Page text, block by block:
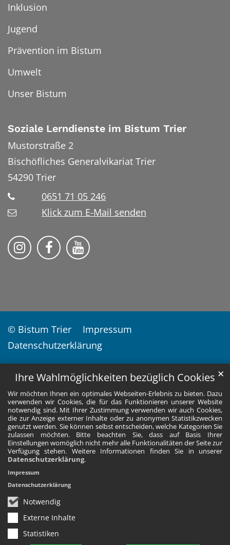
Ihre Wahlmöglichkeiten bezüglich Cookies
Wir möchten Ihnen ein optimales Webseiten-Erlebnis zu bieten. Dazu
verwenden wir Cookies, die für das Funktionieren unserer Website
notwendig sind. Mit Ihrer Zustimmung verwenden wir auch Cookies,
die zur Anzeige externer Inhalte oder zu anonymen Statistikzwecken
genutzt werden. Sie können selbst entscheiden, welche Kategorien Sie
zulassen möchten. Bitte beachten Sie, dass auf Basis Ihrer
Einstellungen womöglich nicht mehr alle Funktionalitäten der Seite zur
Verfügung stehen. Weitere Informationen finden Sie in unserer
Datenschutzerklärung.
Notwendig
Externe Inhalte
Statistiken
✕
Impressum
Datenschutzerklärung
Inklusion
Jugend
Prävention im Bistum
Umwelt
Unser Bistum
Soziale Lerndienste im Bistum Trier
Mustorstraße 2
Bischöfliches Generalvikariat Trier
54290 Trier
0651 71 05 246
Klick zum E-Mail senden
Soziale Lerndienste auf Instragram
Soziale Lerndienste auf Facebook
Soziale Lerndienste auf
© Bistum Trier
Impressum
Datenschutzerklärung